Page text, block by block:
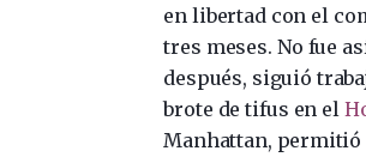
en libertad con el
tres meses. No fue
después, siguió
brote de tifus en el
Manhattan, permitió